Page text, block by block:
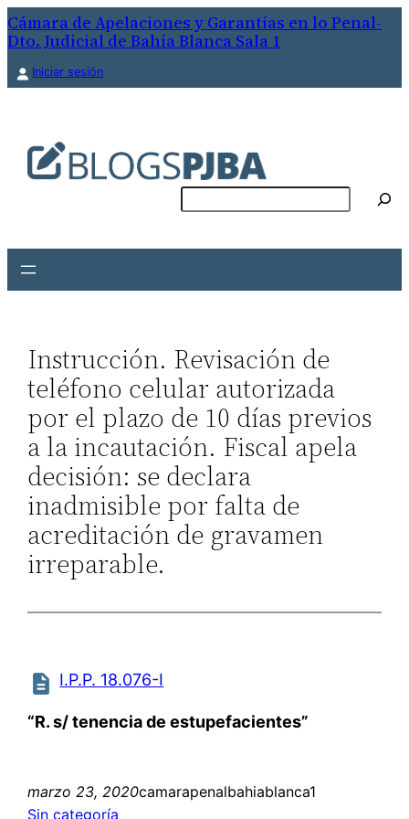
Saltar
al
contenido
Cámara de Apelaciones y Garantías en lo Penal-
Dto. Judicial de Bahía Blanca Sala 1
Iniciar sesión
Instrucción. Revisación de
teléfono celular autorizada
por el plazo de 10 días previos
a la incautación. Fiscal apela
decisión: se declara
inadmisible por falta de
acreditación de gravamen
irreparable.
I.P.P. 18.076-I
“R. s/ tenencia de estupefacientes”
marzo 23, 2020camarapenalbahiablanca1
Sin categoría